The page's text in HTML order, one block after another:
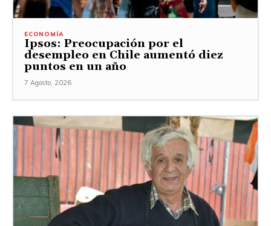
ECONOMÍA
Ipsos: Preocupación por el
desempleo en Chile aumentó diez
puntos en un año
7 Agosto, 2026